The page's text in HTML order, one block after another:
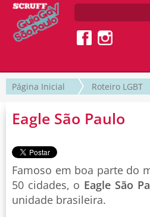
Página Inicial Roteiro LGBT
Eagle São Paulo
Famoso em boa parte do
50 cidades, o Eagle São
unidade brasileira.